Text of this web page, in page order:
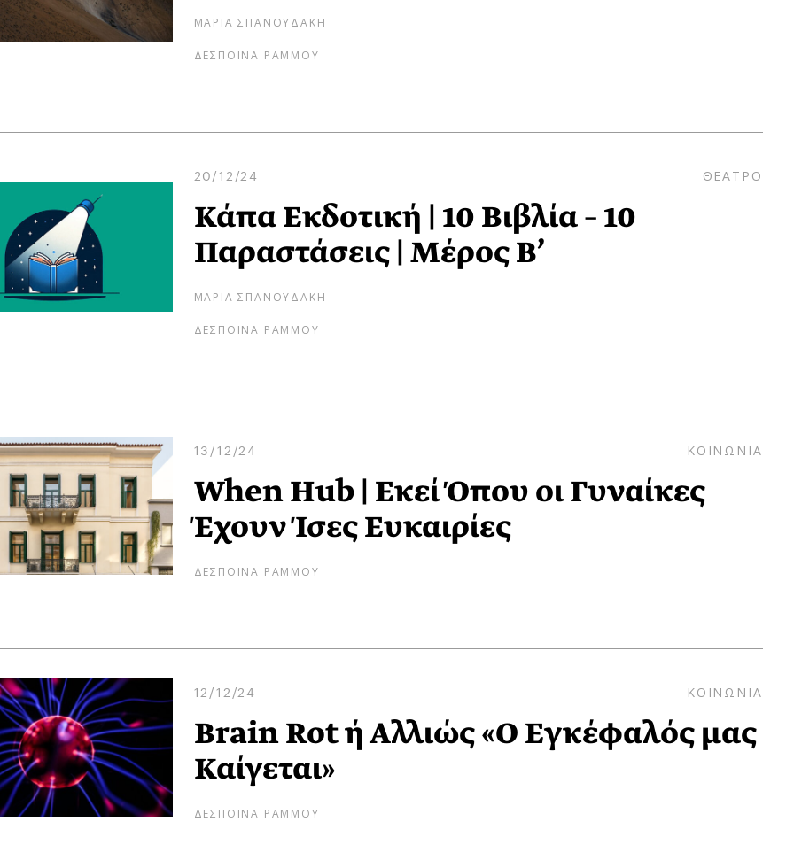
ΜΑΡΙΑ ΣΠΑΝΟΥΔΑΚΗ
ΔΕΣΠΟΙΝΑ ΡΑΜΜΟΥ
20/12/24 ΘΕΑΤΡΟ
Κάπα Εκδοτική | 10 Βιβλία – 10
Παραστάσεις | Μέρος Β’
ΜΑΡΙΑ ΣΠΑΝΟΥΔΑΚΗ
ΔΕΣΠΟΙΝΑ ΡΑΜΜΟΥ
13/12/24 ΚΟΙΝΩΝΙΑ
When Hub | Εκεί Όπου οι Γυναίκες
Έχουν Ίσες Ευκαιρίες
ΔΕΣΠΟΙΝΑ ΡΑΜΜΟΥ
12/12/24 ΚΟΙΝΩΝΙΑ
Brain Rot ή Αλλιώς «Ο Εγκέφαλός μας
Καίγεται»
ΔΕΣΠΟΙΝΑ ΡΑΜΜΟΥ